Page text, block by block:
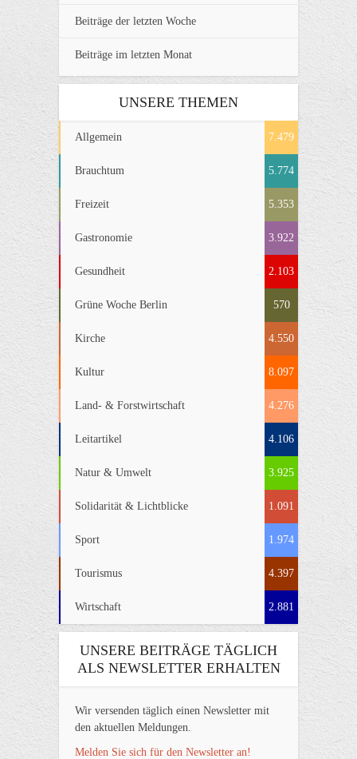
Beiträge der letzten Woche
Beiträge im letzten Monat
UNSERE THEMEN
Allgemein 7.479
Brauchtum 5.774
Freizeit 5.353
Gastronomie 3.922
Gesundheit 2.103
Grüne Woche Berlin 570
Kirche 4.550
Kultur 8.097
Land- & Forstwirtschaft 4.276
Leitartikel 4.106
Natur & Umwelt 3.925
Solidarität & Lichtblicke 1.091
Sport 1.974
Tourismus 4.397
Wirtschaft 2.881
UNSERE BEITRÄGE TÄGLICH
ALS NEWSLETTER ERHALTEN
Wir versenden täglich einen Newsletter mit
den aktuellen Meldungen.
Melden Sie sich für den Newsletter an!